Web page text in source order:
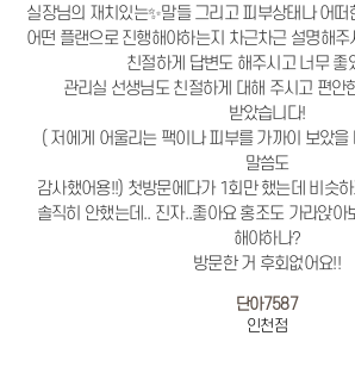
실장님의 재치있는✨말들 그리고 피부상태나 어
어떤 플랜으로 진행해야하는지 차근차근 설명해
친절하게 답변도 해주시고 너무 좋
관리실 선생님도 친절하게 대해 주시고 편안
받았습니다!
( 저에게 어울리는 팩이나 피부를 가까이 보았을
말씀도
감사했어용!!) 첫방문에다가 1회만 했는데 비슷
솔직히 안했는데.. 진자..좋아요 홍조도 가라앉아
해야하나?
방문한 거 후회없어요!!
단아7587
인천점